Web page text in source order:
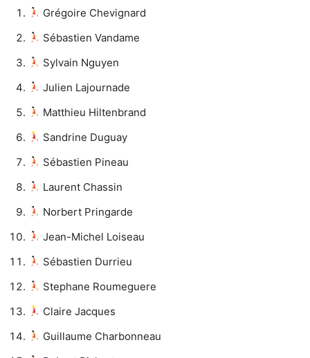
Grégoire Chevignard
Sébastien Vandame
Sylvain Nguyen
Julien Lajournade
Matthieu Hiltenbrand
Sandrine Duguay
Sébastien Pineau
Laurent Chassin
Norbert Pringarde
Jean-Michel Loiseau
Sébastien Durrieu
Stephane Roumeguere
Claire Jacques
Guillaume Charbonneau